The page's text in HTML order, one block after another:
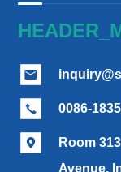

 0086-

Room
Avenue,